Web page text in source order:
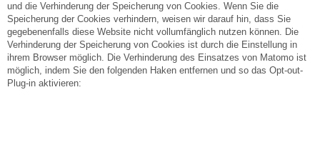
und die Verhinderung der Speicherung von Cookies. Wenn Sie die
Speicherung der Cookies verhindern, weisen wir darauf hin, dass Sie
gegebenenfalls diese Website nicht vollumfänglich nutzen können. Die
Verhinderung der Speicherung von Cookies ist durch die Einstellung in
ihrem Browser möglich. Die Verhinderung des Einsatzes von Matomo ist
möglich, indem Sie den folgenden Haken entfernen und so das Opt-out-
Plug-in aktivieren: